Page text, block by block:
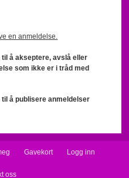
en anmeldelse.
å akseptere, avslå eller
som ikke er i tråd med
å publisere anmeldelser
Gavekort Logg inn
oss